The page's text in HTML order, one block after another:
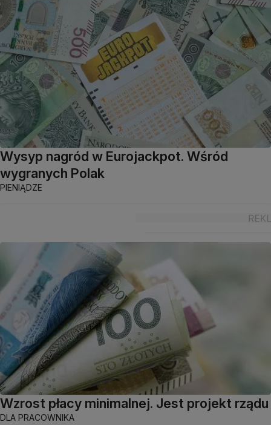
Wysyp nagród w Eurojackpot. Wśród
wygranych Polak
PIENIĄDZE
Wzrost płacy minimalnej. Jest projekt rządu
DLA PRACOWNIKA